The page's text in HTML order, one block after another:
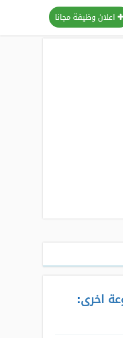
اعلان وظيفة مجانا
اخرى: